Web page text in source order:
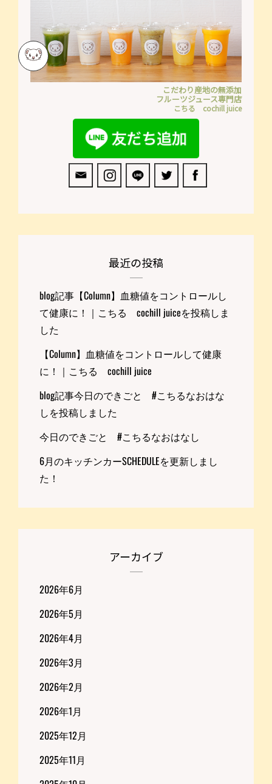
こだわり産地の無添加
フルーツジュース専門店
こちる cochill juice
最近の投稿
blog記事【Column】血糖値をコントロールし
て健康に！｜こちる cochill juiceを投稿しま
した
【Column】血糖値をコントロールして健康
に！｜こちる cochill juice
blog記事今日のできごと #こちるなおはな
しを投稿しました
今日のできごと #こちるなおはなし
6月のキッチンカーSCHEDULEを更新しまし
た！
アーカイブ
2026年6月
2026年5月
2026年4月
2026年3月
2026年2月
2026年1月
2025年12月
2025年11月